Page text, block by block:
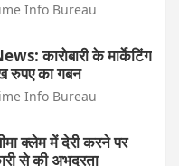
Info Bureau
कारोबारी के मार्केटिंग
रुपए का गबन
Info Bureau
क्लेम में देरी करने पर
से की अभद्रता